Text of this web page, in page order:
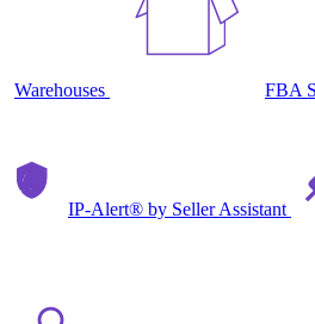
Warehouses FBA
IP-Alert® by Seller Assistant